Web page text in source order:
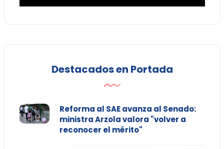
Destacados en Portada
Reforma al SAE avanza al Senado:
ministra Arzola valora "volver a
reconocer el mérito"